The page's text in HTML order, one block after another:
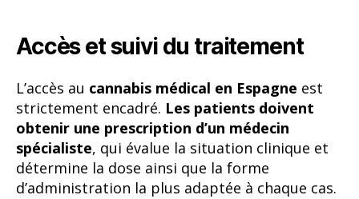
Accès et suivi du traitement
L’accès au cannabis médical en Espagne est
strictement encadré. Les patients doivent
obtenir une prescription d’un médecin
spécialiste, qui évalue la situation clinique et
détermine la dose ainsi que la forme
d’administration la plus adaptée à chaque cas.